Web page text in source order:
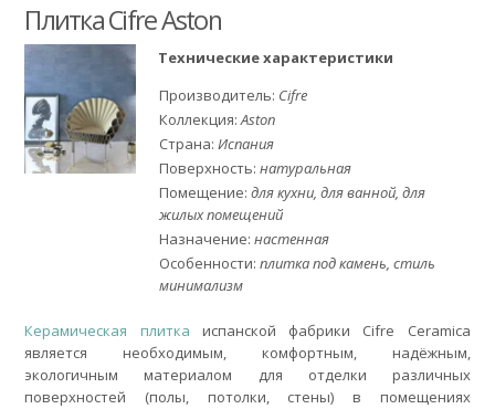
Плитка Cifre Aston
Технические характеристики
Производитель: Cifre
Коллекция:Aston
Страна: Испания
Поверхность: натуральная
Помещение: для кухни, для ванной, для
жилых помещений
Назначение: настенная
Особенности: плитка под камень, стиль
минимализм
Керамическая плитка испанской фабрики Cifre Ceramica
является необходимым, комфортным, надёжным,
экологичным материалом для отделки различных
поверхностей (полы, потолки, стены) в помещениях